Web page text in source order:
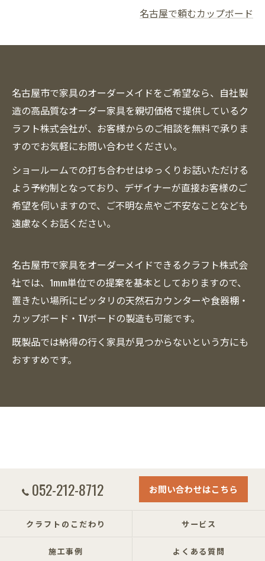
名古屋で頼むカップボード
名古屋市で家具のオーダーメイドをご希望なら、自社製
造の高品質なオーダー家具を親切価格で提供しているク
ラフト株式会社が、お客様からのご相談を無料で承りま
すのでお気軽にお問い合わせください。
ショールームでの打ち合わせはゆっくりお話いただける
よう予約制となっており、デザイナーが直接お客様のご
希望を伺いますので、ご不明な点やご不安なことなども
遠慮なくお話ください。
名古屋市で家具をオーダーメイドできるクラフト株式会
社では、1mm単位での提案を基本としておりますので、
置きたい場所にピッタリの天然石カウンターや食器棚・
カップボード・TVボードの製造も可能です。
既製品では納得の行く家具が見つからないという方にも
おすすめです。
052-212-8712 お問い合わせはこちら
クラフトのこだわり サービス
施工事例 よくある質問